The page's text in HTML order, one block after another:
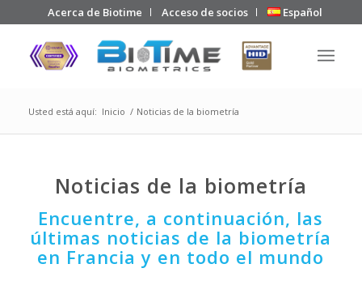
Acerca de Biotime Acceso de socios Español
Usted está aquí: Inicio / Noticias de la biometría
Noticias de la biometría
Encuentre, a continuación, las
últimas noticias de la biometría
en Francia y en todo el mundo